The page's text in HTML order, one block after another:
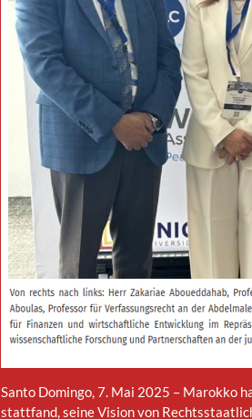
Santo Domingo, 7. Mai 2025 – Marokko
stattfand, seine Vision von